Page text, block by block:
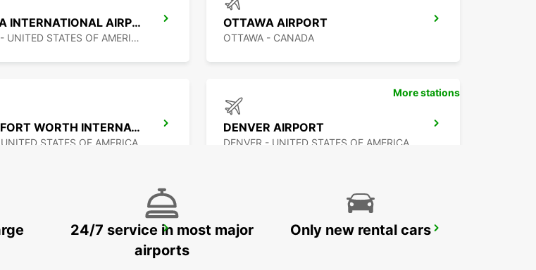
ATLANTA INTERNATIONAL AIRPORT
ATLANTA - UNITED STATES OF AMERICA
OTTAWA AIRPORT
OTTAWA - CANADA
DALLAS FORT WORTH INTERNATIONAL AIRPORT
STATES OF AMERICA
DENVER AIRPORT
DENVER - UNITED STATES OF AMERICA
AIRPORT
ORLANDO - UNITED STATES OF AMERICA
TAMPA AIRPORT
More stations
24/7 service in most major
airports
Only new rental cars